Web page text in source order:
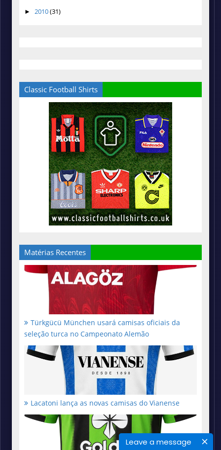
Leave a message
► 2010(31)
Classic Football Shirts
Matérias Recentes
Türkgücü München usará camisas oficiais da
seleção turca no Campeonato Alemão
Lacatoni lança as novas camisas do Vianense